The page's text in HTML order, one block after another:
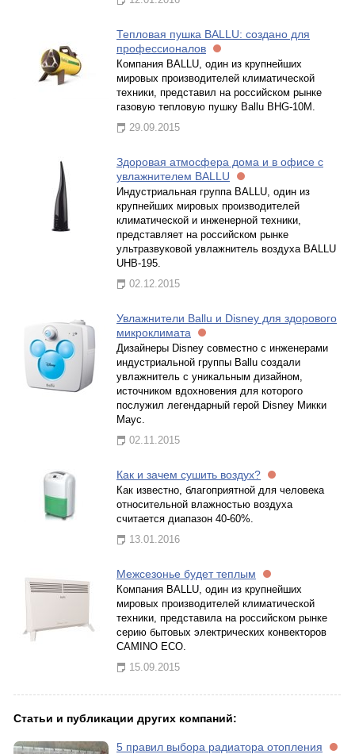
Тепловая пушка BALLU: создано для
профессионалов
Компания BALLU, один из крупнейших
мировых производителей климатической
техники, представил на российском рынке
газовую тепловую пушку Ballu BHG-10M.
29.09.2015
Здоровая атмосфера дома и в офисе с
увлажнителем BALLU
Индустриальная группа BALLU, один из
крупнейших мировых производителей
климатической и инженерной техники,
представляет на российском рынке
ультразвуковой увлажнитель воздуха BALLU
UHB-195.
02.12.2015
Увлажнители Ballu и Disney для здорового
микроклимата
Дизайнеры Disney совместно с инженерами
индустриальной группы Ballu создали
увлажнитель с уникальным дизайном,
источником вдохновения для которого
послужил легендарный герой Disney Микки
Маус.
02.11.2015
Как и зачем сушить воздух?
Как известно, благоприятной для человека
относительной влажностью воздуха
считается диапазон 40-60%.
13.01.2016
Межсезонье будет теплым
Компания BALLU, один из крупнейших
мировых производителей климатической
техники, представила на российском рынке
серию бытовых электрических конвекторов
CAMINO ECO.
15.09.2015
Статьи и публикации других компаний:
5 правил выбора радиатора отопления